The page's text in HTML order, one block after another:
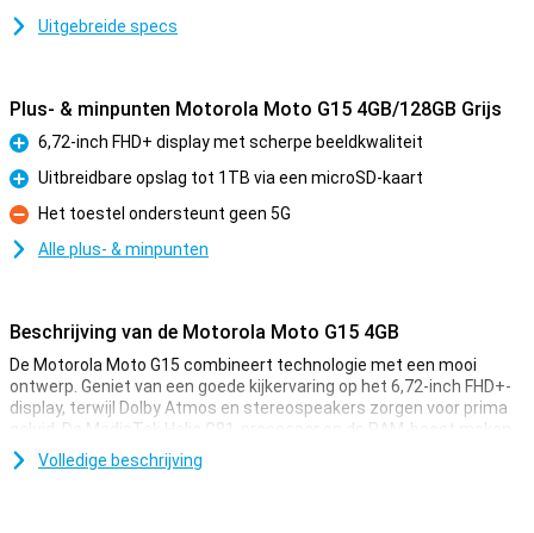
Uitgebreide specs
Plus- & minpunten Motorola Moto G15 4GB/128GB Grijs
Pluspunt
6,72-inch FHD+ display met scherpe beeldkwaliteit
Pluspunt
Uitbreidbare opslag tot 1TB via een microSD-kaart
Minpunt
Het toestel ondersteunt geen 5G
Alle plus- & minpunten
Beschrijving van de Motorola Moto G15 4GB
De Motorola Moto G15 combineert technologie met een mooi
ontwerp. Geniet van een goede kijkervaring op het 6,72-inch FHD+-
display, terwijl Dolby Atmos en stereospeakers zorgen voor prima
geluid. De MediaTek Helio G81-processor en de RAM-boost maken
multitasken soepel, terwijl je met voldoende opslagruimte genoeg
plek hebt voor je apps en bestanden. Voeg daar een batterij van
Volledige beschrijving